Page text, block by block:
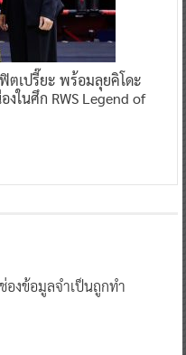
ตเปรี๊ยะ พร้อมลุยคิโดะ
ในศึก RWS Legend of
ช่องข้อมูลจำเป็นถูกทำ